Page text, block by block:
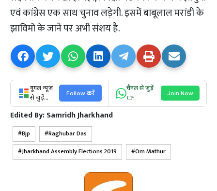
एवं कांग्रेस एक साथ चुनाव लड़ेगी. इसमें बाबूलाल मरांडी के
झाविमो के जाने पर अभी संशय है.
गूगल न्यूज
से जुड़ें...
Follow करें
चैनल से जुड़ें
👉
Join Now
Edited By:Samridh Jharkhand
Bjp
Raghubar Das
Jharkhand Assembly Elections 2019
Om Mathur